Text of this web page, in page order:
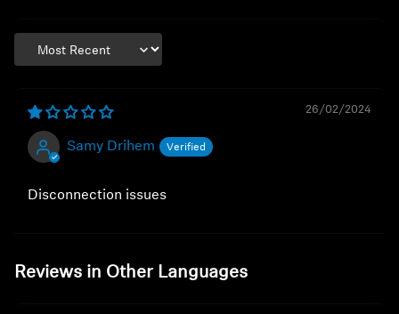
Sort by
26/02/2024
Samy Drihem
Disconnection issues
Reviews in Other Languages